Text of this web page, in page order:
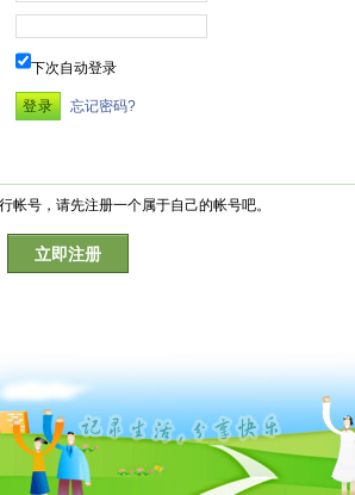
下次自动登录
忘记密码?
帐号，请先注册一个属于自己的帐号吧。
立即注册